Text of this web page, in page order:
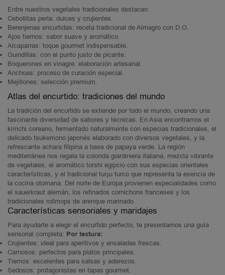
Entre nuestros vegetales tradicionales destacan:
Cebollitas perla: dulces y crujientes.
Berenjenas encurtidas: receta tradicional de Almagro con D.O.
Ajos tiernos: sabor suave y aromático.
Alcaparras: toque gourmet indispensable.
Guindillas: con el punto justo de picante.
Boquerones en vinagre: elaboración artesanal.
Anchoas: proceso de curación especial.
Mejillones: selección premium.
Atlas del encurtido: tradiciones del mundo
La tradición del encurtido se extiende por todo el mundo, creando una
fascinante diversidad de sabores y técnicas. En Asia encontramos el
kimchi coreano, fermentado naturalmente con especias tradicionales, el
delicado tsukemono japonés elaborado con diversos vegetales, y la
refrescante achara filipina a base de papaya verde. La región
mediterránea nos regala la colorida giardiniera italiana, mezcla vibrante
de vegetales, el aromático torshi egipcio con sus especias orientales
características, y el tradicional turşu turco que representa la esencia de
la cocina otomana. Del norte de Europa provienen especialidades como
el sauerkraut alemán, los refinados cornichons franceses y los
tradicionales rollmops de arenque marinado.
Características sensoriales y maridajes
Para ayudarte a elegir el encurtido perfecto, te presentamos una guía
sensorial completa: Por textura:
Crujientes: ideal para aperitivos y ensaladas frescas.
Carnosos: perfectos para platos principales.
Tiernos: excelentes para salsas y aderezos.
Sedosos: protagonistas en tapas gourmet.